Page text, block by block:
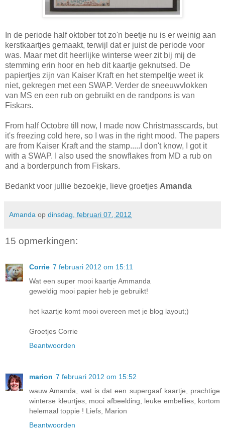
In de periode half oktober tot zo'n beetje nu is er weinig aan
kerstkaartjes gemaakt, terwijl dat er juist de periode voor
was. Maar met dit heerlijke winterse weer zit bij mij de
stemming erin hoor en heb dit kaartje geknutsed. De
papiertjes zijn van Kaiser Kraft en het stempeltje weet ik
niet, gekregen met een SWAP. Verder de sneeuwvlokken
van MS en een rub on gebruikt en de randpons is van
Fiskars.
From half Octobre till now, I made now Christmasscards, but
it's freezing cold here, so I was in the right mood. The papers
are from Kaiser Kraft and the stamp.....I don't know, I got it
with a SWAP. I also used the snowflakes from MD a rub on
and a borderpunch from Fiskars.
Bedankt voor jullie bezoekje, lieve groetjes Amanda
Amanda op dinsdag, februari 07, 2012
15 opmerkingen:
Corrie 7 februari 2012 om 15:11
Wat een super mooi kaartje Ammanda
geweldig mooi papier heb je gebruikt!
het kaartje komt mooi overeen met je blog layout;)
Groetjes Corrie
Beantwoorden
marion 7 februari 2012 om 15:52
wauw Amanda, wat is dat een supergaaf kaartje, prachtige
winterse kleurtjes, mooi afbeelding, leuke embellies, kortom
helemaal toppie ! Liefs, Marion
Beantwoorden